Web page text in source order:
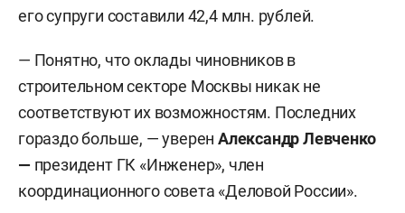
его супруги составили 42,4 млн. рублей.
— Понятно, что оклады чиновников в
строительном секторе Москвы никак не
соответствуют их возможностям. Последних
гораздо больше, — уверенАлександр Левченко
— президент ГК «Инженер», член
координационного совета «Деловой России».